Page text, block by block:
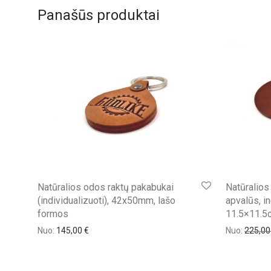
Panašūs produktai
Natūralios odos raktų pakabukai
(individualizuoti), 42x50mm, lašo
formos
Nuo: 145,00 €
apvalūs,
Nuo: